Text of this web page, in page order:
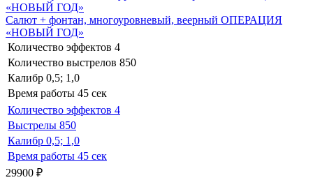
«НОВЫЙ ГОД»
Салют + фонтан, многоуровневый, веерный ОПЕРАЦИЯ
«НОВЫЙ ГОД»
Количество эффектов 4
Количество выстрелов 850
Калибр 0,5; 1,0
Время работы 45 сек
Количество эффектов 4
Выстрелы 850
Калибр 0,5; 1,0
Время работы 45 сек
29900 ₽